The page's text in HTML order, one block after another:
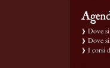
Dove
Dove si
I corsi